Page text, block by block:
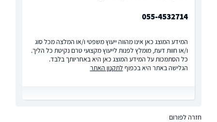
055-4532714
המידע המוצג כאן אינו מהווה ייעוץ משפטי ו/או המלצה מכל סוג
ו/או חוות דעת, מומלץ לפנות לייעוץ מקצועי טרם נקיטת כל הליך.
כל הסתמכות על המידע המוצג כאן היא באחריותך בלבד.
הגלישה באתר היא בכפוף לתקנון האתר
חזרה לפורום